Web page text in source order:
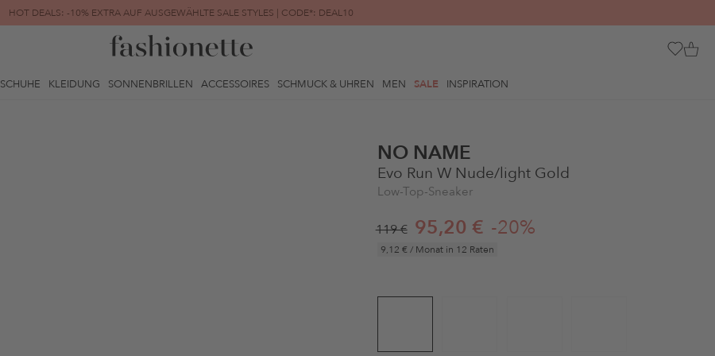
HOT DEALS: -10% EXTRA AUF AUSGEWÄHLTE SALE STYLES | CODE*: DEAL10
FINAL SALE | BIS ZU -80% REDUZIERT
SCHUHE KLEIDUNG SONNENBRILLEN ACCESSOIRES SCHMUCK & UHREN MEN SALE INSPIRATION
NO NAME
Evo Run W Nude/light Gold
Low-Top-Sneaker
119 € 95,20 € -20%
9,12 € / Monat in 12 Raten